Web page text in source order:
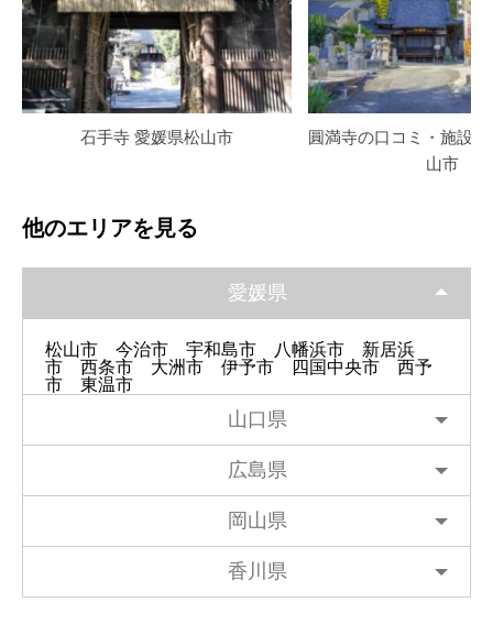
石手寺 愛媛県松山市
圓満寺の口コミ・施設
山市
他のエリアを見る
愛媛県
松山市 今治市 宇和島市 八幡浜市
新居浜
市
西条市 大洲市 伊予市 四国中央市
西予
市
東温市
山口県
広島県
岡山県
香川県